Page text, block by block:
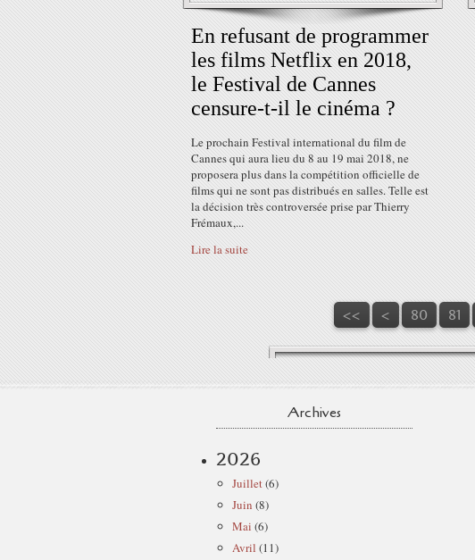
En refusant de programmer
les films Netflix en 2018,
le Festival de Cannes
censure-t-il le cinéma ?
Le prochain Festival international du film de
Cannes qui aura lieu du 8 au 19 mai 2018, ne
proposera plus dans la compétition officielle de
films qui ne sont pas distribués en salles. Telle est
la décision très controversée prise par Thierry
Frémaux,...
Lire la suite
<< < 10
20
30
40
50
60
70
80 81
Archives
2026
Juillet(6)
Juin (8)
Mai (6)
Avril (11)